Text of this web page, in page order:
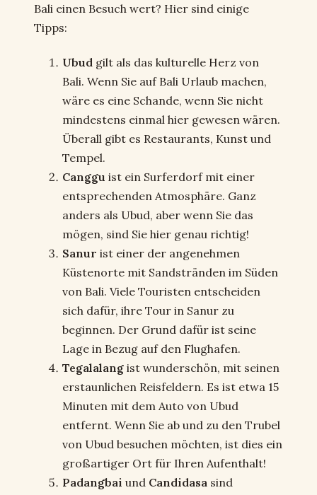
Bali einen Besuch wert? Hier sind einige
Tipps:
Ubud gilt als das kulturelle Herz von
Bali. Wenn Sie auf Bali Urlaub machen,
wäre es eine Schande, wenn Sie nicht
mindestens einmal hier gewesen wären.
Überall gibt es Restaurants, Kunst und
Tempel.
Canggu ist ein Surferdorf mit einer
entsprechenden Atmosphäre. Ganz
anders als Ubud, aber wenn Sie das
mögen, sind Sie hier genau richtig!
Sanur ist einer der angenehmen
Küstenorte mit Sandstränden im Süden
von Bali. Viele Touristen entscheiden
sich dafür, ihre Tour in Sanur zu
beginnen. Der Grund dafür ist seine
Lage in Bezug auf den Flughafen.
Tegalalang ist wunderschön, mit seinen
erstaunlichen Reisfeldern. Es ist etwa 15
Minuten mit dem Auto von Ubud
entfernt. Wenn Sie ab und zu den Trubel
von Ubud besuchen möchten, ist dies ein
großartiger Ort für Ihren Aufenthalt!
Padangbai und Candidasa sind